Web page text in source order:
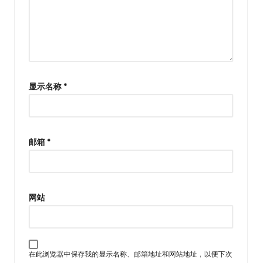
显示名称 *
邮箱 *
网站
在此浏览器中保存我的显示名称、邮箱地址和网站地址，以便下次